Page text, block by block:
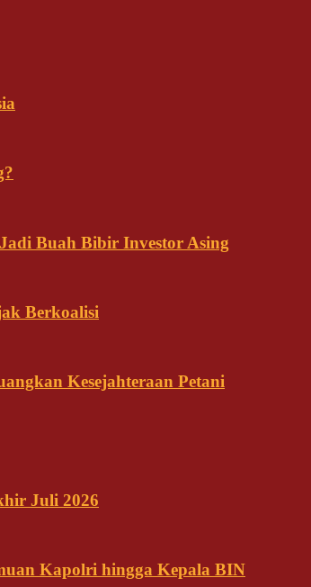
Buah Bibir Investor Asing
Berkoalisi
Kesejahteraan Petani
Juli 2026
Kapolri hingga Kepala BIN